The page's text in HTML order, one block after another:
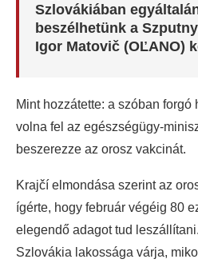
Szlovákiában
beszélhetünk a
Igor Matovič (OĽANO)
Mint hozzátette: a szóban forgó
volna fel az egészségügy-
beszerezze az orosz vakcinát.
Krajčí elmondása szerint az
ígérte, hogy február végéig 80
elegendő adagot tud
Szlovákia lakossága várja,